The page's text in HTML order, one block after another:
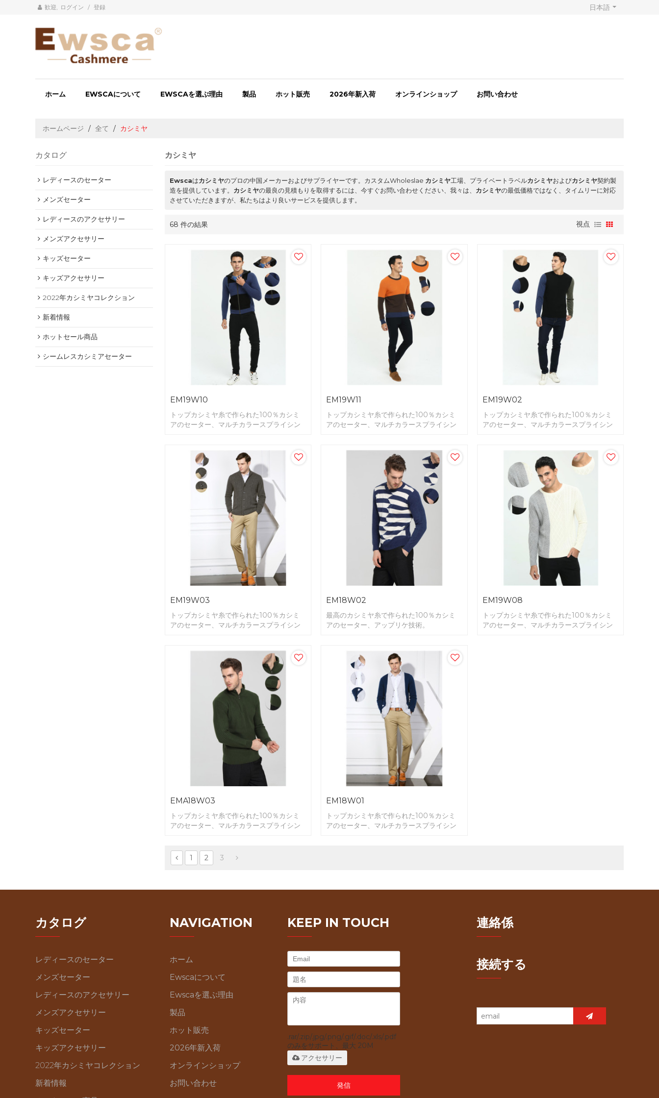
歓迎, ログイン / 登録 日本語
ホーム EWSCAについて EWSCAを選ぶ理由 製品 ホット販売 2026年新入荷 オンラインショップ お問い合わせ
ホームページ / 全て / カシミヤ
カタログ
レディースのセーター
メンズセーター
レディースのアクセサリー
メンズアクセサリー
キッズセーター
キッズアクセサリー
2022年カシミヤコレクション
新着情報
ホットセール商品
シームレスカシミアセーター
カシミヤ
Ewscaはカシミヤのプロの中国メーカーおよびサプライヤーです。カスタムWholeslae カシミヤ工場、プライベートラベルカシミヤおよびカシミヤ契約製
造を提供しています。 カシミヤの最良の見積もりを取得するには、今すぐお問い合わせください、我々は、 カシミヤの最低価格ではなく、タイムリーに対応
させていただきますが、私たちはより良いサービスを提供します。
68 件の結果 視点
EM19W10
トップカシミヤ糸で作られた100％カシミ
アのセーター、マルチカラースプライシン
EM19W11
トップカシミヤ糸で作られた100％カシミ
アのセーター、マルチカラースプライシン
EM19W02
トップカシミヤ糸で作られた100％カシミ
アのセーター、マルチカラースプライシン
EM19W03
トップカシミヤ糸で作られた100％カシミ
アのセーター、マルチカラースプライシン
EM18W02
最高のカシミヤ糸で作られた100％カシミ
アのセーター、アップリケ技術。
EM19W08
トップカシミヤ糸で作られた100％カシミ
アのセーター、マルチカラースプライシン
EMA18W03
トップカシミヤ糸で作られた100％カシミ
アのセーター、マルチカラースプライシン
EM18W01
トップカシミヤ糸で作られた100％カシミ
アのセーター、マルチカラースプライシン
1 2 3
カタログ
レディースのセーター
メンズセーター
レディースのアクセサリー
メンズアクセサリー
キッズセーター
キッズアクセサリー
2022年カシミヤコレクション
新着情報
NAVIGATION
ホーム
Ewscaについて
Ewscaを選ぶ理由
製品
ホット販売
2026年新入荷
オンラインショップ
お問い合わせ
KEEP IN TOUCH
.rar/.zip/.jpg/.png/.gif/.doc/.xls/.pdf
のみをサポート、最大 20M
アクセサリー
発信
連絡係
接続する